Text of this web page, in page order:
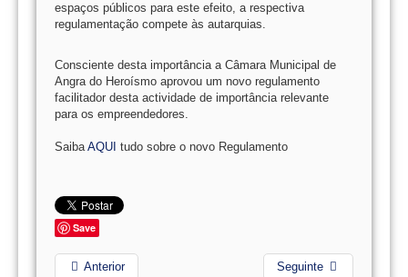
espaços públicos para este efeito, a respectiva
regulamentação compete às autarquias.
Consciente desta importância a Câmara Municipal de
Angra do Heroísmo aprovou um novo regulamento
facilitador desta actividade de importância relevante
para os empreendedores.
SaibaAQUI tudo sobre o novo Regulamento
Save
Anterior Seguinte